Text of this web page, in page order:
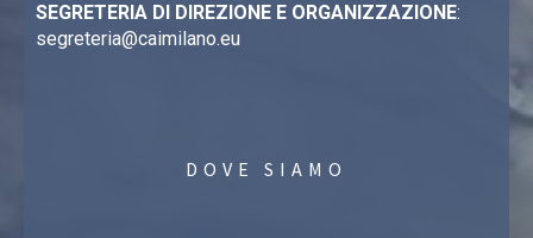
SEGRETERIA DI DIREZIONE E ORGANIZZAZIONE:
segreteria@caimilano.eu
DOVE SIAMO